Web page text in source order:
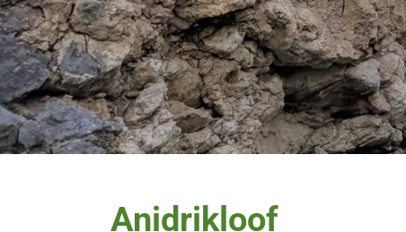
Anidrikloof